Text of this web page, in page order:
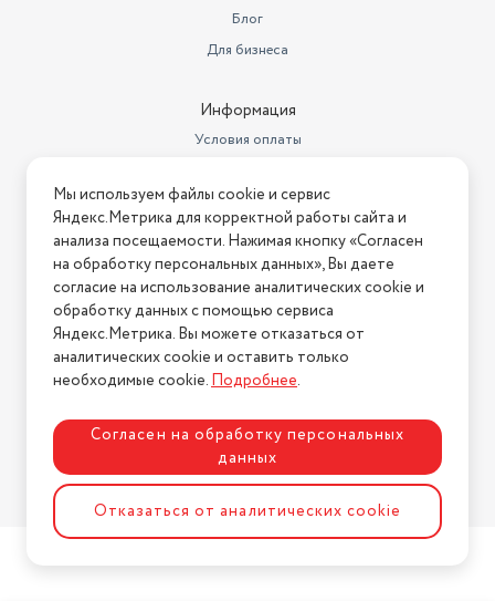
Блог
Для бизнеса
Информация
Условия оплаты
Условия возврата
Нашли ошибку на сайте? Напишите нам
2026 © Интернет-магазин "АстМаркет". У нас есть всё!
Политика конфиденциальности
Разработка сайтаASTDESIGN
Мы используем файлы cookie и сервис
Яндекс.Метрика для корректной работы сайта и
анализа посещаемости. Нажимая кнопку «Согласен
на обработку персональных данных», Вы даете
согласие на использование аналитических cookie и
обработку данных с помощью сервиса
Яндекс.Метрика. Вы можете отказаться от
аналитических cookie и оставить только
необходимые cookie.Подробнее.
Согласен на обработку персональных
данных
Отказаться от аналитических cookie